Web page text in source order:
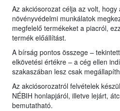
Az akciósorozat célja az volt,
növényvédelmi munkálatok
megfelelő termékeket a piacról,
termék előállítást.
A bírság pontos összege –
elkövetési értékre – a cég ellen
szakaszában lesz csak
Az akciósorozatról felvételek
NÉBIH honlapjáról, illetve lejárt,
bemutatható.